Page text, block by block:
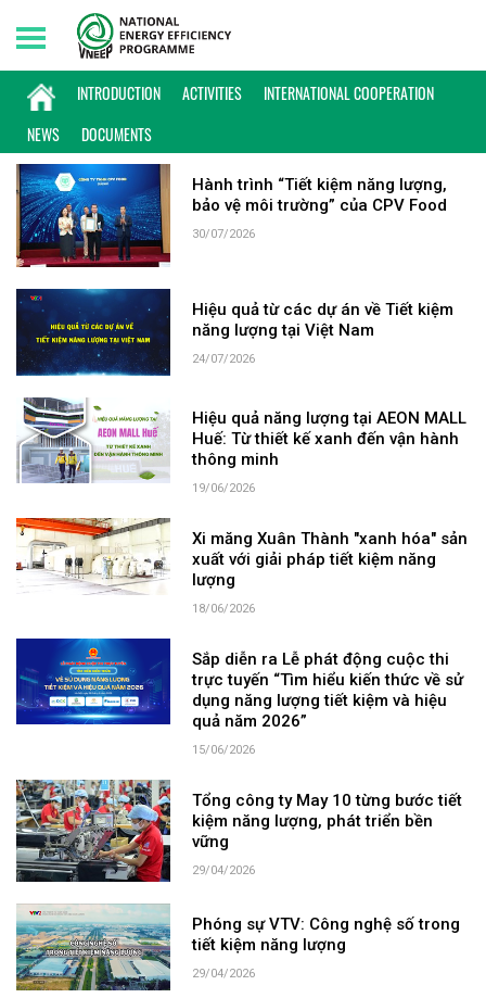
INTRODUCTION ACTIVITIES
INTERNATIONAL COOPERATION
NEWS
DOCUMENTS
Sunday, 09/08/2026 | 22:48 GMT+7
KEYWORD: BẢO VỆ
Hành trình “Tiết kiệm năng lượng,
bảo vệ môi trường” của CPV Food
30/07/2026
Hiệu quả từ các dự án về Tiết kiệm
năng lượng tại Việt Nam
24/07/2026
Hiệu quả năng lượng tại AEON MALL
Huế: Từ thiết kế xanh đến vận hành
thông minh
19/06/2026
Xi măng Xuân Thành "xanh hóa" sản
xuất với giải pháp tiết kiệm năng
lượng
18/06/2026
Sắp diễn ra Lễ phát động cuộc thi
trực tuyến “Tìm hiểu kiến thức về sử
dụng năng lượng tiết kiệm và hiệu
quả năm 2026”
15/06/2026
Tổng công ty May 10 từng bước tiết
kiệm năng lượng, phát triển bền
vững
29/04/2026
Phóng sự VTV: Công nghệ số trong
tiết kiệm năng lượng
29/04/2026